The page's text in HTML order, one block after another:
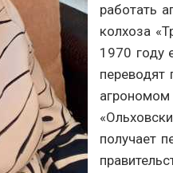
работать
колхоза
1970 году
переводят
агрономом
получает